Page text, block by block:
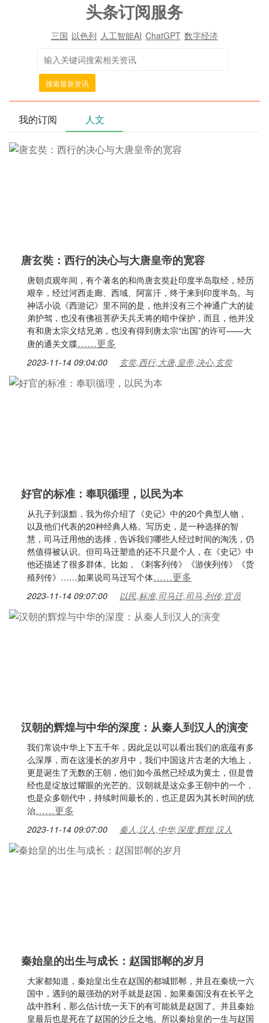
头条订阅服务
三国 以色列 人工智能AI ChatGPT 数字经济
搜索最新资讯
我的订阅 人文
唐玄奘：西行的决心与大唐皇帝的宽容
唐朝贞观年间，有个著名的和尚唐玄奘赴印度半岛取经，经历
艰辛，经过河西走廊、西域、阿富汗，终于来到印度半岛。与
神话小说《西游记》里不同的是，他并没有三个神通广大的徒
弟护驾，也没有佛祖菩萨天兵天将的暗中保护，而且，他并没
有和唐太宗义结兄弟，也没有得到唐太宗“出国”的许可——大
唐的通关文牒……更多
2023-11-14 09:04:00 玄奘,西行,大唐,皇帝,决心,玄奘
好官的标准：奉职循理，以民为本
从孔子到汲黯，我为你介绍了《史记》中的20个典型人物，
以及他们代表的20种经典人格。写历史，是一种选择的智
慧，司马迁用他的选择，告诉我们哪些人经过时间的淘洗，仍
然值得被认识。但司马迁塑造的还不只是个人，在《史记》中
他还描述了很多群体。比如，《刺客列传》《游侠列传》《货
殖列传》……如果说司马迁写个体……更多
2023-11-14 09:07:00 以民,标准,司马迁,司马,列传,官员
汉朝的辉煌与中华的深度：从秦人到汉人的演变
我们常说中华上下五千年，因此足以可以看出我们的底蕴有多
么深厚，而在这漫长的岁月中，我们中国这片古老的大地上，
更是诞生了无数的王朝，他们如今虽然已经成为黄土，但是曾
经也是绽放过耀眼的光芒的。汉朝就是这众多王朝中的一个，
也是众多朝代中，持续时间最长的，也正是因为其长时间的统
治……更多
2023-11-14 09:07:00 秦人,汉人,中华,深度,辉煌,汉人
秦始皇的出生与成长：赵国邯郸的岁月
大家都知道，秦始皇出生在赵国的都城邯郸，并且在秦统一六
国中，遇到的最强劲的对手就是赵国，如果秦国没有在长平之
战中胜利，那么估计统一天下的有可能就是赵国了。并且秦始
皇最后也是死在了赵国的沙丘之地。所以秦始皇的一生与赵国